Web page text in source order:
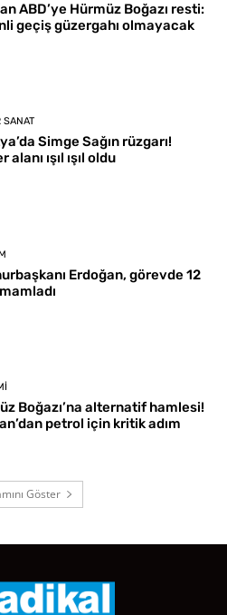
ABD’ye Hürmüz Boğazı resti:
geçiş güzergahı olmayacak
SANAT
Simge Sağın rüzgarı!
alanı ışıl ışıl oldu
Erdoğan, görevde 12
Boğazı’na alternatif hamlesi!
petrol için kritik adım
Göster